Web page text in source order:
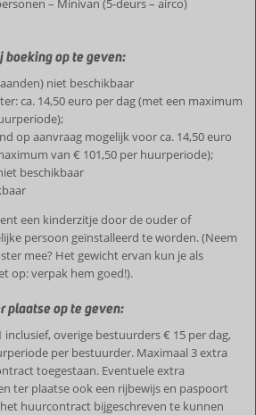
– Minivan (5-deurs – airco)
boeking op te geven:
niet beschikbaar
ca. 14,50 euro per dag (met een maximum
op aanvraag mogelijk voor ca. 14,50 euro
van € 101,50 per huurperiode);
beschikbaar
een kinderzitje door de ouder of
persoon geïnstalleerd te worden. (Neem
mee? Het gewicht ervan kun je als
op: verpak hem goed!).
plaatse op te geven:
inclusief, overige bestuurders € 15 per dag,
per bestuurder. Maximaal 3 extra
toegestaan. Eventuele extra
ter plaatse ook een rijbewijs en paspoort
huurcontract bijgeschreven te kunnen